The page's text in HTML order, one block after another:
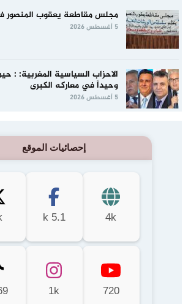
مجلس مقاطعة يعقوب
5 أغسطس 2026
الاحزاب السياسية المغربية: :
وحيداً في معاركه الكبرى
5 أغسطس 2026
إحصائيات الموقع
4k
5.1 k
720
1k